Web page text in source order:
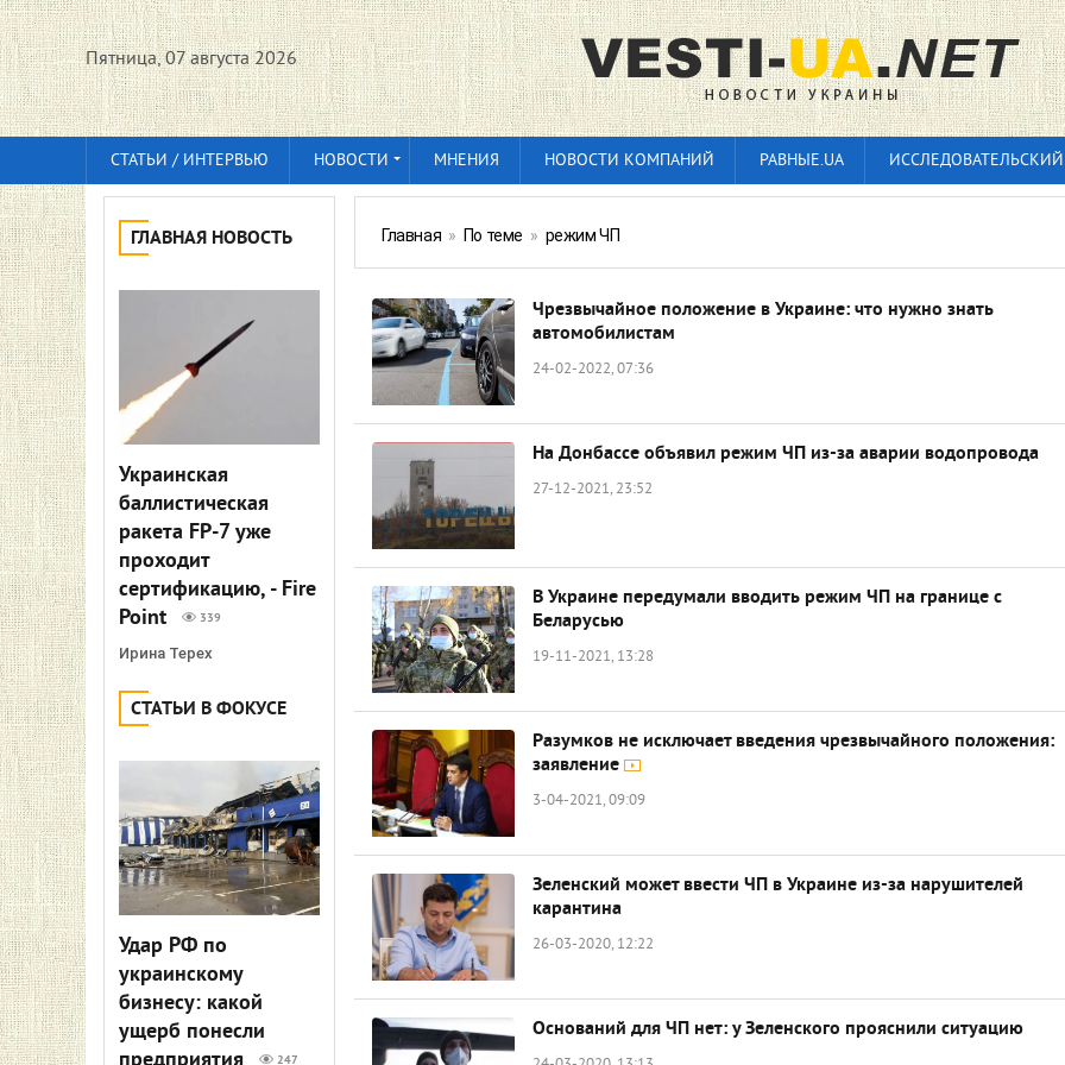
Пятница, 07 августа 2026
СТАТЬИ / ИНТЕРВЬЮ НОВОСТИ МНЕНИЯ НОВОСТИ КОМПАНИЙ РАВНЫЕ.UA
ГЛАВНАЯ НОВОСТЬ
Украинская
баллистическая
ракета FP-7 уже
проходит
сертификацию, - Fire
Point
339
Ирина Терех
СТАТЬИ В ФОКУСЕ
Удар РФ по
украинскому
бизнесу: какой
ущерб понесли
247
Главная » По теме » режим ЧП
Чрезвычайное положение в Украине: что нужно знать
автомобилистам
24-02-2022, 07:36
На Донбассе объявил режим ЧП из-за аварии водопровода
27-12-2021, 23:52
В Украине передумали вводить режим ЧП на границе с
Беларусью
19-11-2021, 13:28
Разумков не исключает введения чрезвычайного положения:
заявление
3-04-2021, 09:09
Зеленский может ввести ЧП в Украине из-за нарушителей
карантина
26-03-2020, 12:22
Оснований для ЧП нет: у Зеленского прояснили ситуацию